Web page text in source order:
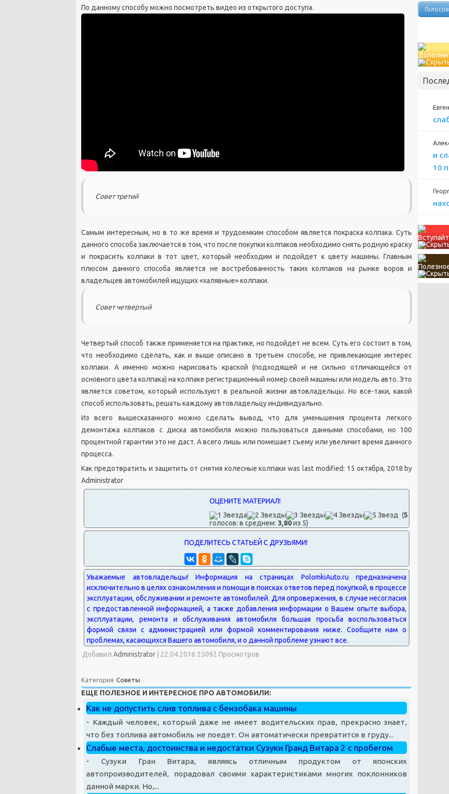
По данному способу можно посмотреть видео из открытого доступа.
Совет третий
Самым интересным, но в то же время и трудоемким способом является покраска колпака. Суть
данного способа заключается в том, что после покупки колпаков необходимо снять родную краску
и покрасить колпаки в тот цвет, который необходим и подойдет к цвету машины. Главным
плюсом данного способа является не востребованность таких колпаков на рынке воров и
владельцев автомобилей ищущих «халявные» колпаки.
Совет четвертый
Четвертый способ также применяется на практике, но подойдет не всем. Суть его состоит в том,
что необходимо сделать, как и выше описано в третьем способе, не привлекающие интерес
колпаки. А именно можно нарисовать краской (подходящей и не сильно отличающейся от
основного цвета колпака) на колпаке регистрационный номер своей машины или модель авто. Это
является советом, который используют в реальной жизни автовладельцы. Но все-таки, какой
способ использовать, решать каждому автовладельцу индивидуально.
Из всего вышесказанного можно сделать вывод, что для уменьшения процента легкого
демонтажа колпаков с диска автомобиля можно пользоваться данными способами, но 100
процентной гарантии это не даст. А всего лишь или помешает съему или увеличит время данного
процесса.
Как предотвратить и защитить от снятия колесные колпаки was last modified: 15 октября, 2018 by
Administrator
(5
голосов: в среднем: 3,80из 5)
Добавил Administrator | 22.04.2016 25092 Просмотров
Категория Советы
ЕЩЕ ПОЛЕЗНОЕ И ИНТЕРЕСНОЕ ПРО АВТОМОБИЛИ:
Как не допустить слив топлива с бензобака машины
- Каждый человек, который даже не имеет водительских прав, прекрасно знает,
что без топлива автомобиль не поедет. Он автоматически превратится в груду...
Слабые места, достоинства и недостатки Сузуки Гранд Витара 2 с пробегом
-Сузуки Гран Витара, являясь отличным продуктом от японских
автопроизводителей, порадовал своими характеристиками многих поклонников
данной марки. Но,...
и
10